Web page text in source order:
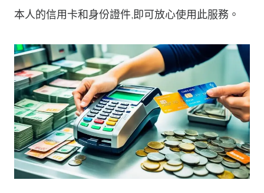
本人的信用卡和身份證件,即可放心使用此服務。